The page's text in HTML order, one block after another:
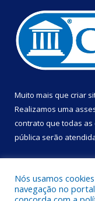
Muito mais que criar
Realizamos uma
contrato que todas as
pública serão
Nós usamos
navegação no